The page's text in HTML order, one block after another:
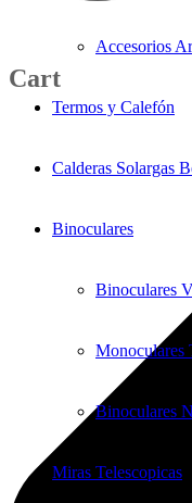
Cart
Accesorios
Termos y Calefón
Calderas Solargas
Binoculares
Binoculares
Monoculares
Binoculares
Miras Telescopicas